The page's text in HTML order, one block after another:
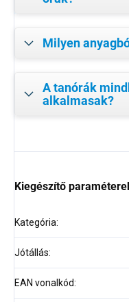
Milyen
A tanórák
alkalmasak?
Kiegészítő
Kategória:
Jótállás:
EAN vonalkód: